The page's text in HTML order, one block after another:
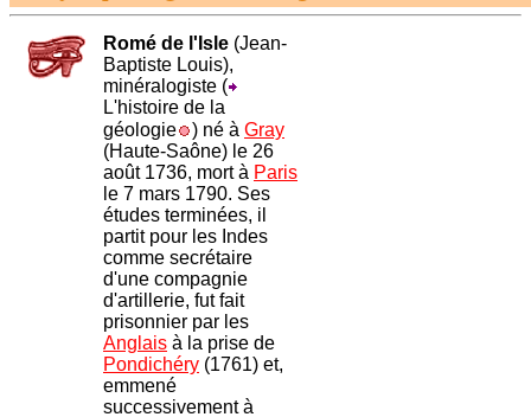
Romé de l'Isle (Jean-
Baptiste Louis),
minéralogiste (
L'histoire de la
géologie
) né à Gray
(Haute-Saône) le 26
août 1736, mort à Paris
le 7 mars 1790. Ses
études terminées, il
partit pour les Indes
comme secrétaire
d'une compagnie
d'artillerie, fut fait
prisonnier par les
Anglais à la prise de
Pondichéry (1761) et,
emmené
successivement à